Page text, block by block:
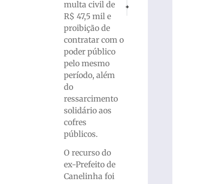
multa civil de
R$ 47,5 mil e
proibição de
contratar com o
poder público
pelo mesmo
período, além
do
ressarcimento
solidário aos
cofres
públicos.
O recurso do
ex-Prefeito de
Canelinha foi